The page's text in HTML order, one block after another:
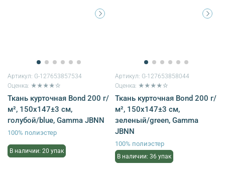
Артикул: G-127653857534
Оценка: ★★★★☆
Ткань курточная Bond 200 г/
м², 150х147±3 см,
голубой/blue, Gamma JBNN
100% полиэстер
В наличии: 20 упак
Артикул: G-127653858044
Оценка: ★★★★☆
Ткань курточная Bond 200 г/
м², 150х147±3 см,
зеленый/green, Gamma
JBNN
100% полиэстер
В наличии: 36 упак